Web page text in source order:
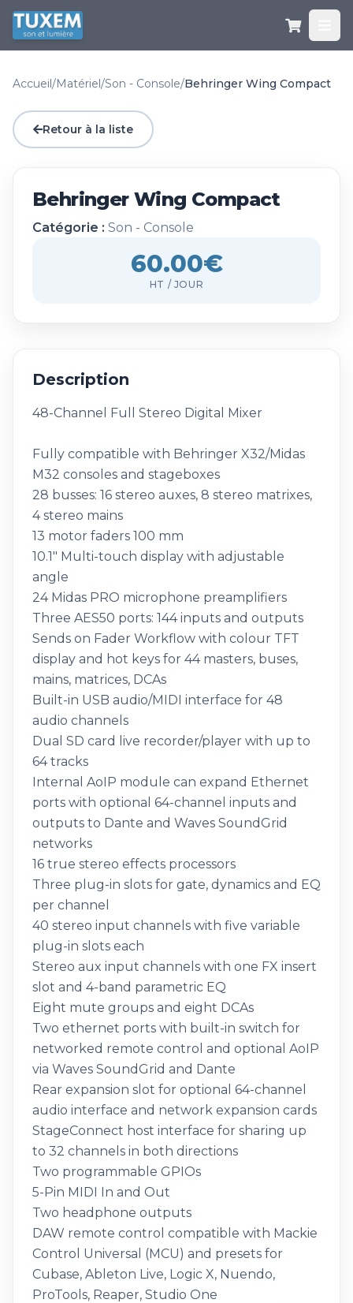
Accueil/Matériel/Son - Console/Behringer Wing Compact
Retour à la liste
Behringer Wing Compact
Catégorie : Son - Console
60.00€
HT / JOUR
Description
48-Channel Full Stereo Digital Mixer
Fully compatible with Behringer X32/Midas
M32 consoles and stageboxes
28 busses: 16 stereo auxes, 8 stereo matrixes,
4 stereo mains
13 motor faders 100 mm
10.1" Multi-touch display with adjustable
angle
24 Midas PRO microphone preamplifiers
Three AES50 ports: 144 inputs and outputs
Sends on Fader Workflow with colour TFT
display and hot keys for 44 masters, buses,
mains, matrices, DCAs
Built-in USB audio/MIDI interface for 48
audio channels
Dual SD card live recorder/player with up to
64 tracks
Internal AoIP module can expand Ethernet
ports with optional 64-channel inputs and
outputs to Dante and Waves SoundGrid
networks
16 true stereo effects processors
Three plug-in slots for gate, dynamics and EQ
per channel
40 stereo input channels with five variable
plug-in slots each
Stereo aux input channels with one FX insert
slot and 4-band parametric EQ
Eight mute groups and eight DCAs
Two ethernet ports with built-in switch for
networked remote control and optional AoIP
via Waves SoundGrid and Dante
Rear expansion slot for optional 64-channel
audio interface and network expansion cards
StageConnect host interface for sharing up
to 32 channels in both directions
Two programmable GPIOs
5-Pin MIDI In and Out
Two headphone outputs
DAW remote control compatible with Mackie
Control Universal (MCU) and presets for
Cubase, Ableton Live, Logic X, Nuendo,
ProTools, Reaper, Studio One